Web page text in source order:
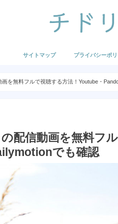
サイトマップ プライバシーポ
を無料フルで視聴する方法！Youtube・
配信動画を無料フ
でも確認